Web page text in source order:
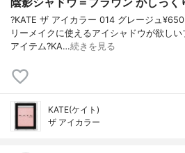
?KATE ザ アイカラー 014 グレージュ
リーメイクに使えるアイシャドウが欲し
アイテム?KA…続きを見る
KATE(ケイト)
ザ アイカラー